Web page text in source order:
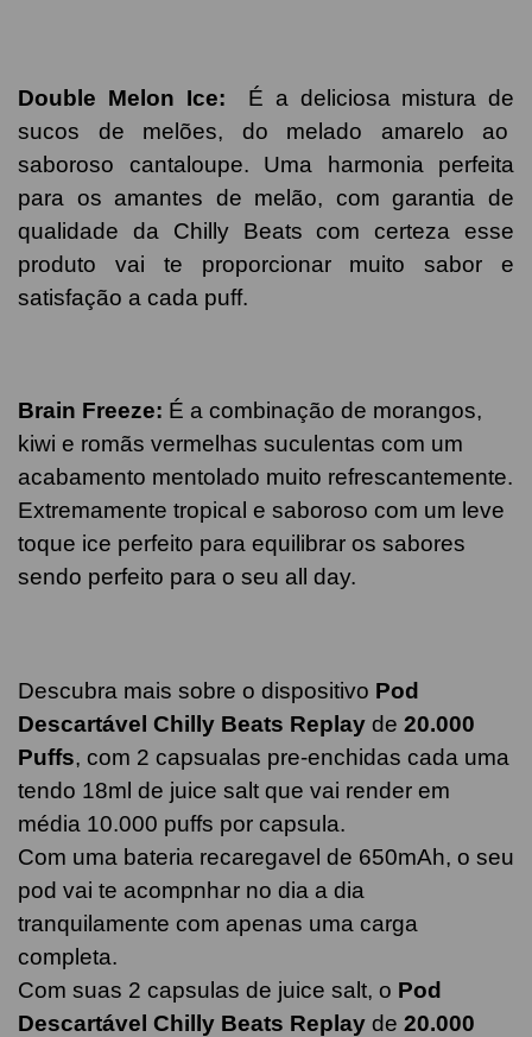
Double Melon Ice:
É a deliciosa mistura de
sucos de melões, do melado amarelo ao
saboroso cantaloupe. Uma harmonia perfeita
para os amantes de melão, com garantia de
qualidade da Chilly Beats com certeza esse
produto vai te proporcionar muito sabor e
satisfação a cada puff.
Brain Freeze: É a combinação de morangos,
kiwi e romãs vermelhas suculentas com um
acabamento mentolado muito refrescantemente.
Extremamente tropical e saboroso com um leve
toque ice perfeito para equilibrar os sabores
sendo perfeito para o seu all day.
Descubra mais sobre o dispositivo Pod
Descartável Chilly Beats Replay de 20.000
Puffs, com 2 capsualas pre-enchidas cada uma
tendo 18ml de juice salt que vai render em
média 10.000 puffs por capsula.
Com uma bateria recaregavel de 650mAh, o seu
pod vai te acompnhar no dia a dia
tranquilamente com apenas uma carga
completa.
Com suas 2 capsulas de juice salt, o Pod
Descartável Chilly Beats Replay de 20.000